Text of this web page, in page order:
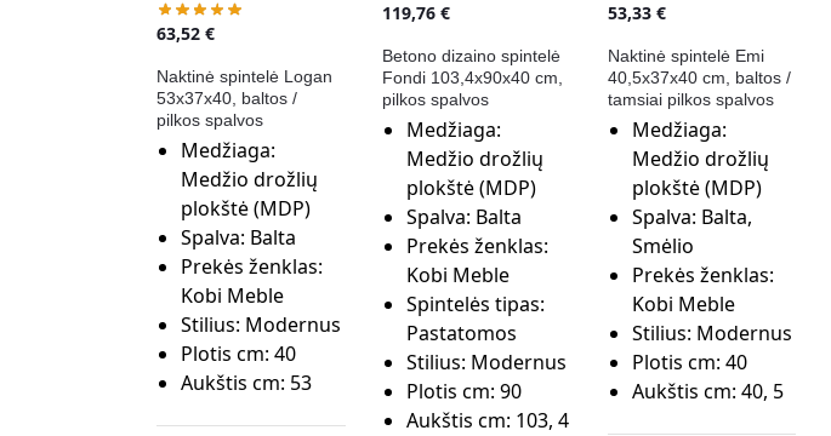
63,52 €
Naktinė spintelė Logan
53x37x40, baltos /
pilkos spalvos
Medžiaga:
Medžio drožlių
plokštė (MDP)
Spalva: Balta
Prekės ženklas:
Kobi Meble
Stilius: Modernus
Plotis cm: 40
Aukštis cm: 53
119,76 €
Betono dizaino spintelė
Fondi 103,4x90x40 cm,
pilkos spalvos
Medžiaga:
Medžio drožlių
plokštė (MDP)
Spalva: Balta
Prekės ženklas:
Kobi Meble
Spintelės tipas:
Pastatomos
Stilius: Modernus
Plotis cm: 90
Aukštis cm: 103, 4
53,33 €
Naktinė spintelė Emi
40,5x37x40 cm, baltos /
tamsiai pilkos spalvos
Medžiaga:
Medžio drožlių
plokštė (MDP)
Spalva: Balta,
Smėlio
Prekės ženklas:
Kobi Meble
Stilius: Modernus
Plotis cm: 40
Aukštis cm: 40, 5